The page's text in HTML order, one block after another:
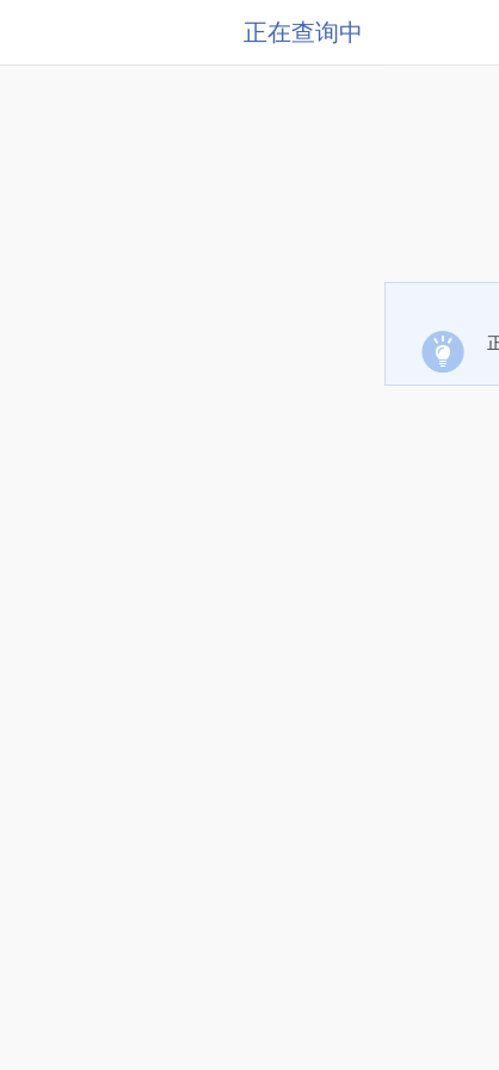
正在查询中